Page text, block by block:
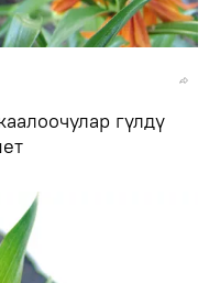
гүлдү